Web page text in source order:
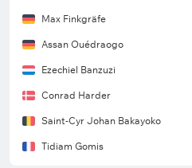
Max Finkgräfe
Assan Ouédraogo
Ezechiel Banzuzi
Conrad Harder
Saint-Cyr Johan Bakayoko
Tidiam Gomis